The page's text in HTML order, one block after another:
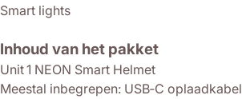
Smart lights
Inhoud van het pakket
Unit 1 NEON Smart Helmet
Meestal inbegrepen: USB‑C oplaadkabel